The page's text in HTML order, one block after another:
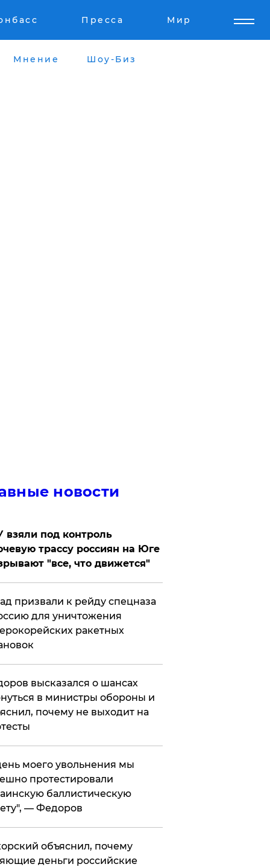
Пресса Мир
Мнение Шоу-Биз
новости
взяли под контроль
трассу россиян на Юге
"все, что движется"
призвали к рейду спецназа
для уничтожения
ракетных
высказался о шансах
в министры обороны и
почему не выходит на
моего увольнения мы
протестировали
баллистическую
— Федоров
объяснил, почему
деньги российские